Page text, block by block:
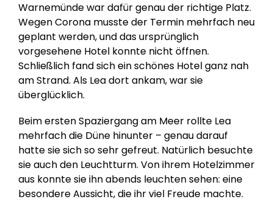
Warnemünde war dafür genau der richtige Platz.
Wegen Corona musste der Termin mehrfach neu
geplant werden, und das ursprünglich
vorgesehene Hotel konnte nicht öffnen.
Schließlich fand sich ein schönes Hotel ganz nah
am Strand. Als Lea dort ankam, war sie
überglücklich.
Beim ersten Spaziergang am Meer rollte Lea
mehrfach die Düne hinunter – genau darauf
hatte sie sich so sehr gefreut. Natürlich besuchte
sie auch den Leuchtturm. Von ihrem Hotelzimmer
aus konnte sie ihn abends leuchten sehen: eine
besondere Aussicht, die ihr viel Freude machte.